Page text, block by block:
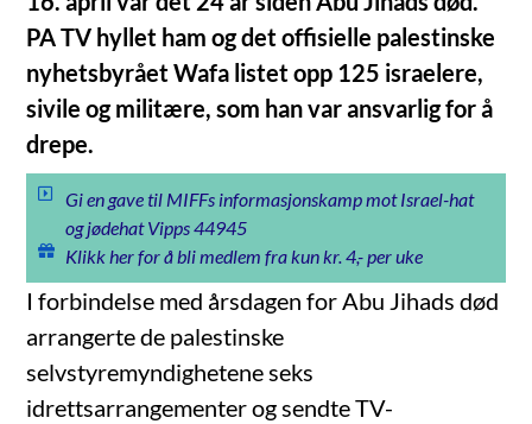
PA TV hyllet ham og det offisielle palestinske
nyhetsbyrået Wafa listet opp 125 israelere,
sivile og militære, som han var ansvarlig for å
drepe.
Gi en gave til MIFFs informasjonskamp mot Israel-hat
og jødehat Vipps 44945
Klikk her for å bli medlem fra kun kr. 4,- per uke
I forbindelse med årsdagen for Abu Jihads død
arrangerte de palestinske
selvstyremyndighetene seks
idrettsarrangementer og sendte TV-